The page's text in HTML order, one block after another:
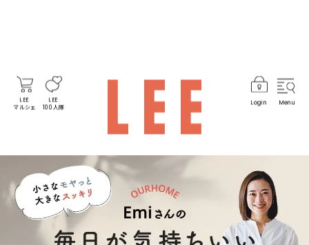
LEE
マルシェ
LEE
100人隊
Login Menu